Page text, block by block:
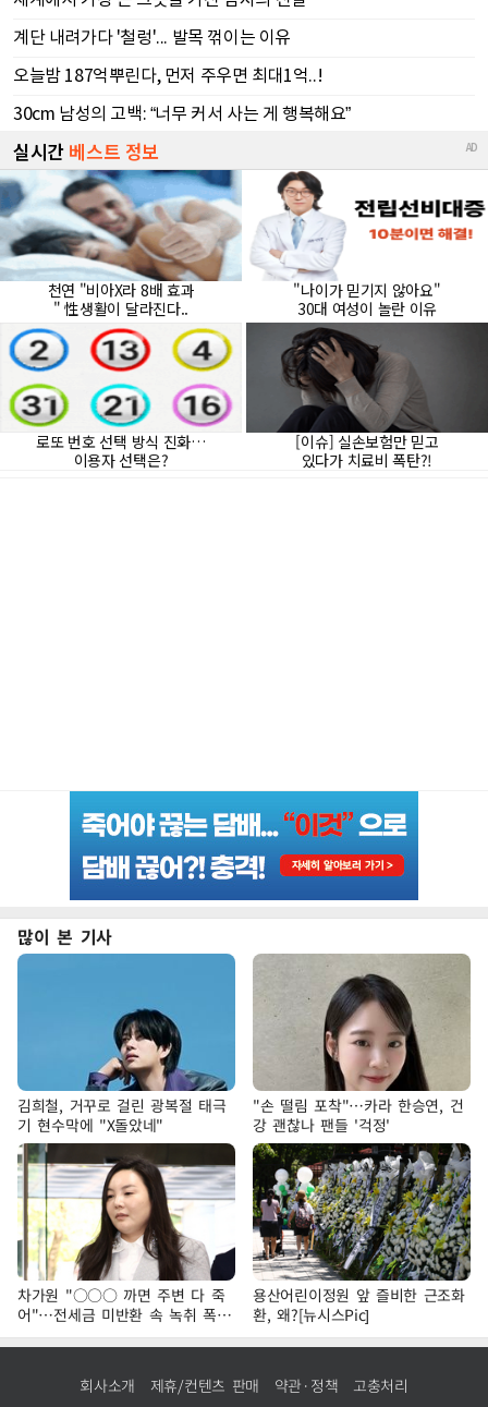
많이 본 기사
김희철, 거꾸로 걸린 광복절 태극
기 현수막에 "X돌았네"
"손 떨림 포착"…카라 한승연, 건
강 괜찮나 팬들 '걱정'
차가원 "○○○ 까면 주변 다 죽
어"…전세금 미반환 속 녹취 폭로
파장
용산어린이정원 앞 즐비한 근조화
환, 왜?[뉴시스Pic]
회사소개 제휴/컨텐츠 판매 약관·정책 고충처리